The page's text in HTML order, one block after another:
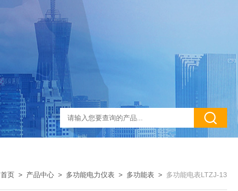
首页 > 产品中心 > 多功能电力仪表 > 多功能表 > 多功能电表LTZJ-13